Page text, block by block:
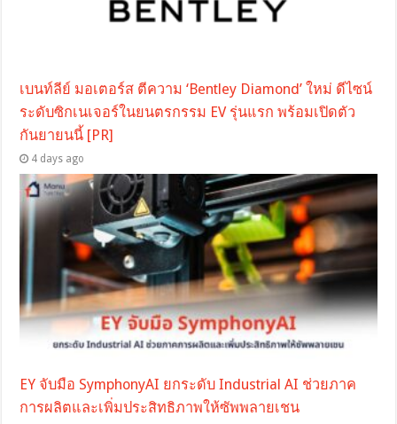
เบนท์ลีย์ มอเตอร์ส ตีความ ‘Bentley Diamond’ ใหม่ ดีไซน์
ระดับซิกเนเจอร์ในยนตรกรรม EV รุ่นแรก พร้อมเปิดตัว
กันยายนนี้ [PR]
4 days ago
EY จับมือ SymphonyAI ยกระดับ Industrial AI ช่วยภาค
การผลิตและเพิ่มประสิทธิภาพให้ซัพพลายเชน